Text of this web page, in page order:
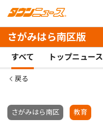
さがみはら南区版
すべて トップニュース
戻る
さがみはら南区 教育